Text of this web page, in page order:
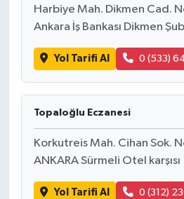
Harbiye Mah. Dikmen Cad.
Ankara İş Bankası Dikmen
Yol Tarifi Al 0 (533)
Topaloğlu Eczanesi
Korkutreis Mah. Cihan Sok.
ANKARA Sürmeli Otel karşısı
Yol Tarifi Al 0 (312)